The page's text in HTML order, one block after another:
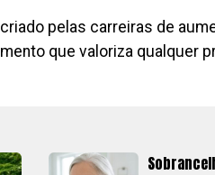
pelas carreiras de
que valoriza qualquer